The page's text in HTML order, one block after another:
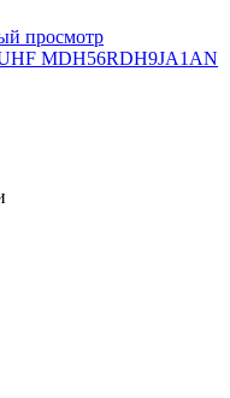
просмотр
MDH56RDH9JA1AN